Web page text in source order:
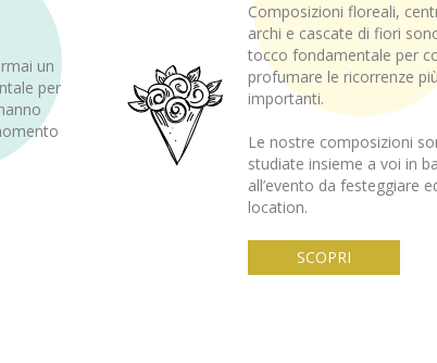
un
per
Composizioni floreali,
archi e cascate di fiori
tocco fondamentale per
profumare le ricorrenze più
importanti.
Le nostre composizioni
studiate insieme a voi in
all’evento da festeggiare
location.
SCOPRI